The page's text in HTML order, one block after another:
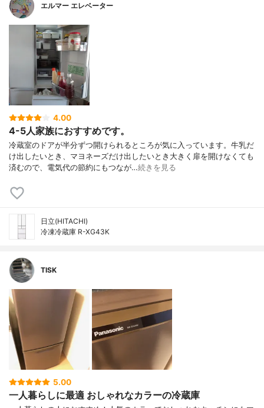
エルマー エレベーター
4.00
4-5人家族におすすめです。
冷蔵室のドアが半分ずつ開けられるところが気に入っています。牛乳だ
け出したいとき、マヨネーズだけ出したいとき大きく扉を開けなくても
済むので、電気代の節約にもつなが…続きを見る
日立(HITACHI)
冷凍冷蔵庫 R-XG43K
TISK
5.00
一人暮らしに最適 おしゃれなカラーの冷蔵庫